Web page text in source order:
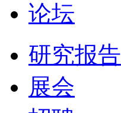
论坛
研究报告
展会